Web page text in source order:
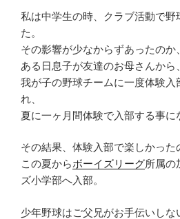
私は中学生の時、クラブ活動で野
た。
その影響が少なからずあったのか、
ある日息子が友達のお母さんから、
我が子の野球チームに一度体験入
れ、
夏に一ヶ月間体験で入部する事に
その結果、体験入部で楽しかった
この夏からボーイズリーグ所属の
ズ小学部へ入部。
少年野球はご父兄がお手伝いしな